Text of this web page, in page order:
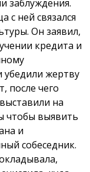
заблуждения.
с ней связался
Он заявил,
кредита и
жертву
после чего
на
чтобы вы­явить
и
собеседник.